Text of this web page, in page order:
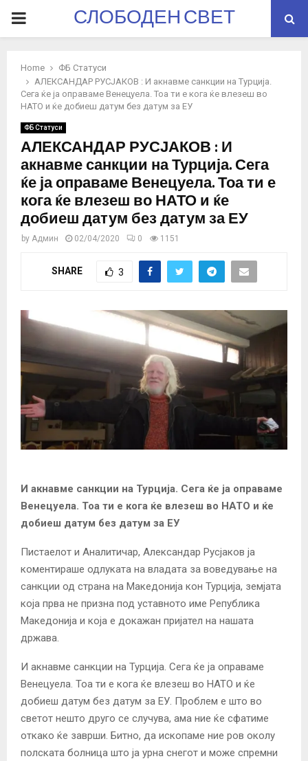
PRIMARYСЛОБОДЕН СВЕТ
Home
ФБ Статуси
АЛЕКСАНДАР РУСЈАКОВ : И акнавме санкции на Турција.
Сега ќе ја оправаме Венецуела. Тоа ти е кога ќе влезеш во
НАТО и ќе добиеш датум без датум за ЕУ
ФБ Статуси
АЛЕКСАНДАР РУСЈАКОВ : И
акнавме санкции на Турција. Сега
ќе ја оправаме Венецуела. Тоа ти е
кога ќе влезеш во НАТО и ќе
добиеш датум без датум за ЕУ
by Админ 02/04/2020 0 1151
SHARE 3
И акнавме санкции на Турција. Сега ќе ја оправаме
Венецуела. Тоа ти е кога ќе влезеш во НАТО и ќе
добиеш датум без датум за ЕУ
Пистаелот и Аналитичар, Александар Русјаков ја
коментираше одлуката на владата за воведување на
санкции од страна на Македонија кон Турција, земјата
која прва не призна под уставното име Република
Македонија и која е докажан пријател на нашата
држава.
И акнавме санкции на Турција. Сега ќе ја оправаме
Венецуела. Тоа ти е кога ќе влезеш во НАТО и ќе
добиеш датум без датум за ЕУ. Проблем е што во
светот нешто друго се случува, ама ние ќе сфатиме
откако ќе заврши. Битно, да ископаме ние ров околу
полската болница што ја урна снегот и може спремни